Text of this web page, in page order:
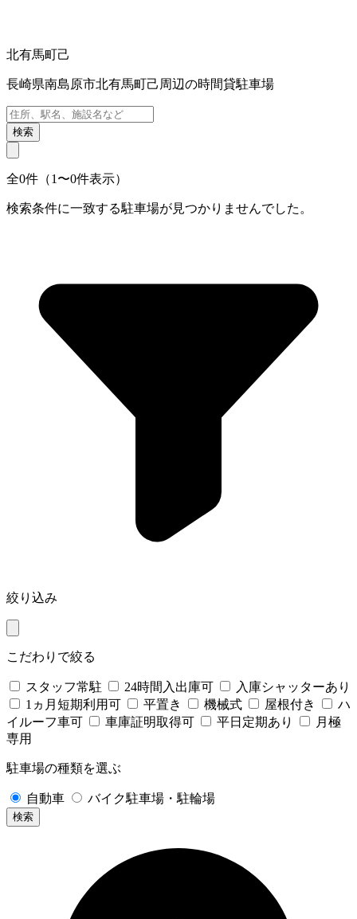
北有馬町己
長崎県南島原市北有馬町己周辺の時間貸駐車場
検索
全0件（1〜0件表示）
検索条件に一致する駐車場が見つかりませんでした。
絞り込み
こだわりで絞る
スタッフ常駐 24時間入出庫可
入庫シャッターあり
1ヵ月短期利用可
平置き 機械式 屋根付き
ハ
イルーフ車可
車庫証明取得可 平日定期あり
月極
専用
駐車場の種類を選ぶ
自動車 バイク駐車場・駐輪場
検索